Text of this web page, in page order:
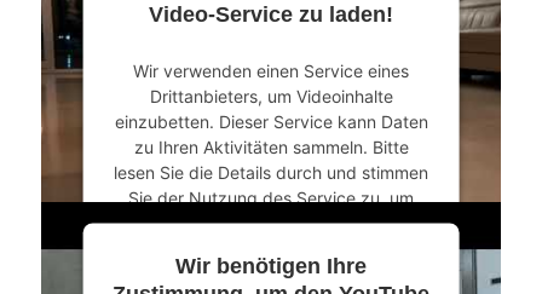
Video-Service zu laden!
Wir verwenden einen Service eines
Drittanbieters, um Videoinhalte
einzubetten. Dieser Service kann Daten
zu Ihren Aktivitäten sammeln. Bitte
lesen Sie die Details durch und stimmen
Sie der Nutzung des Service zu, um
dieses Video anzusehen.
Mehr Informationen
Wir benötigen Ihre